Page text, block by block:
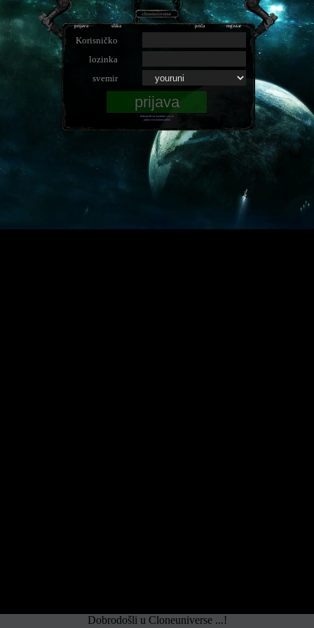
Dobrodošli u Cloneuniverse ...!
cloneuniverse
prijava slika priča registar
Korisničko
lozinka
svemir
Zaboravili ste lozinku? otisak
.alpha-version(unstable).